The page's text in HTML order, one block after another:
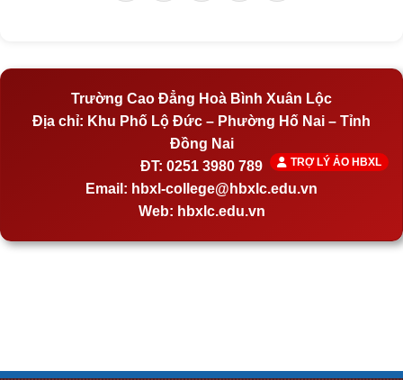
Trường Cao Đẳng Hoà Bình Xuân Lộc
Địa chỉ: Khu Phố Lộ Đức – Phường Hố Nai – Tỉnh
Đồng Nai
ĐT: 0251 3980 789
Email: hbxl-college@hbxlc.edu.vn
Web: hbxlc.edu.vn
TRỢ LÝ ẢO HBXL